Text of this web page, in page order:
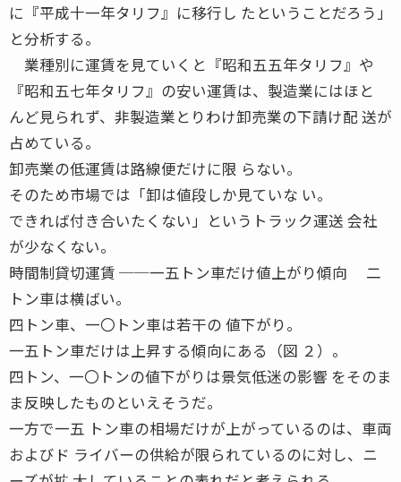
に『平成十一年タリフ』に移行し たということだろう」
と分析する。
業種別に運賃を見ていくと『昭和五五年タリフ』や
『昭和五七年タリフ』の安い運賃は、製造業にはほと
んど見られず、非製造業とりわけ卸売業の下請け配 送が
占めている。
卸売業の低運賃は路線便だけに限 らない。
そのため市場では「卸は値段しか見ていな い。
できれば付き合いたくない」というトラック運送 会社
が少なくない。
時間制貸切運賃 ──一五トン車だけ値上がり傾向 二
トン車は横ばい。
四トン車、一〇トン車は若干の 値下がり。
一五トン車だけは上昇する傾向にある（図 ２）。
四トン、一〇トンの値下がりは景気低迷の影響 をそのま
ま反映したものといえそうだ。
一方で一五 トン車の相場だけが上がっているのは、車両
およびド ライバーの供給が限られているのに対し、ニ